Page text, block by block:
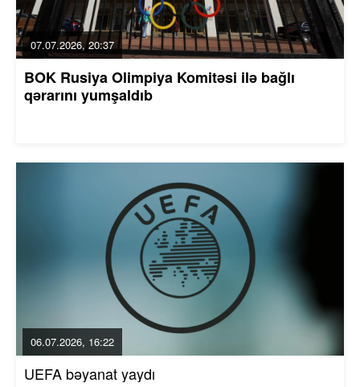
07.07.2026, 20:37
BOK Rusiya Olimpiya Komitəsi ilə bağlı
qərarını yumşaldıb
06.07.2026, 16:22
UEFA bəyanat yaydı